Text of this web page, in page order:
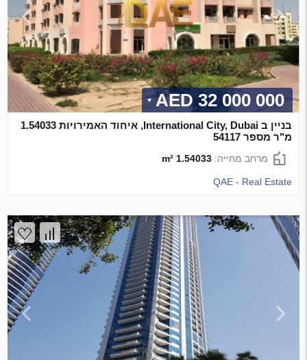
32 000 000 AED
בניין ב International City, Dubai, איחוד האמירויות 1.54033
מ"ר מספר 54117
מרחב מחייה:1.54033 m²
QAE - Real Estate